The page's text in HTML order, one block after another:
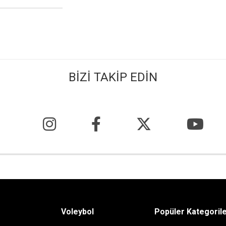
BİZİ TAKİP EDİN
Voleybol Popüler